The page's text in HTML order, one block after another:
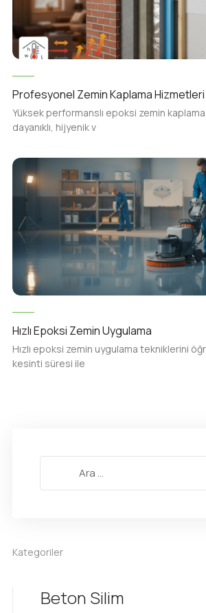
Profesyonel Zemin Kaplama Hizmetleri
Yüksek performanslı epoksi zemin
dayanıklı, hijyenik v
Hızlı Epoksi Zemin Uygulama
Hızlı epoksi zemin uygulama tekniklerini
kesinti süresi ile
Kategoriler
Beton Silim